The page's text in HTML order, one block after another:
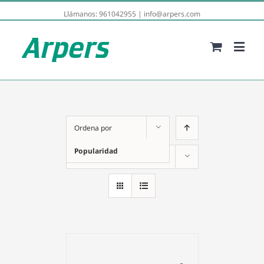
Llámanos:961042955 | info@arpers.com
Ordena por
Popularidad
Mostrar12 productos